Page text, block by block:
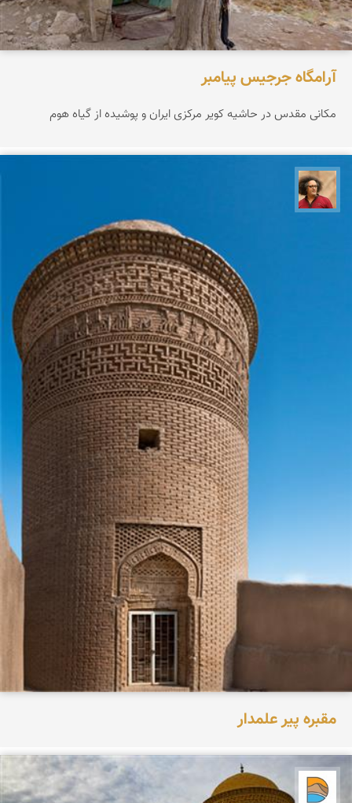
آرامگاه جرجیس پیامبر
مکانی مقدس در حاشیه کویر مرکزی ایران و پوشیده از گیاه هوم
مقبره پیر علمدار
دریاچه کویر